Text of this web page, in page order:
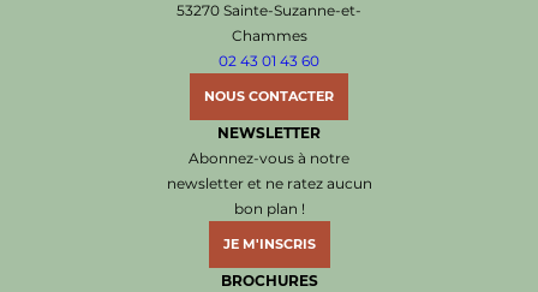
53270 Sainte-Suzanne-et-
Chammes
02 43 01 43 60
NOUS CONTACTER
NEWSLETTER
Abonnez-vous à notre
newsletter et ne ratez aucun
bon plan !
JE M'INSCRIS
BROCHURES